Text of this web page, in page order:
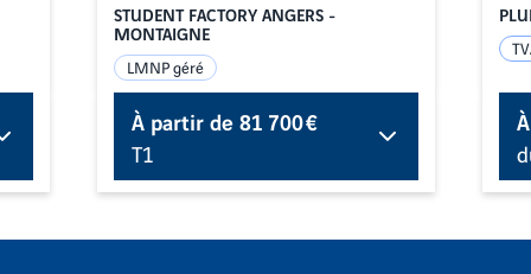
STUDENT FACTORY ANGERS -
MONTAIGNE
LMNP géré
À partir de81 700 €
T1